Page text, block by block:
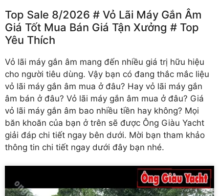
Top Sale 8/2026 # Vỏ Lãi Máy Gắn Âm
Giá Tốt Mua Bán Giá Tận Xưởng # Top
Yêu Thích
Vỏ lãi máy gắn âm mang đến nhiều giá trị hữu hiệu
cho người tiêu dùng. Vậy bạn có đang thắc mắc liệu
vỏ lãi máy gắn âm mua ở đâu? Hay vỏ lãi máy gắn
âm bán ở đâu? Vỏ lãi máy gắn âm mua ở đâu? Giá
vỏ lãi máy gắn âm bao nhiều tiền hay không? Mọi
băn khoăn của bạn ở trên sẽ được Ông Giàu Yacht
giải đáp chi tiết ngay bên dưới. Mời bạn tham khảo
thông tin chi tiết ngay dưới đây bạn nhé.